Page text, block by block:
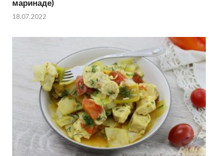
маринаде)
18.07.2022